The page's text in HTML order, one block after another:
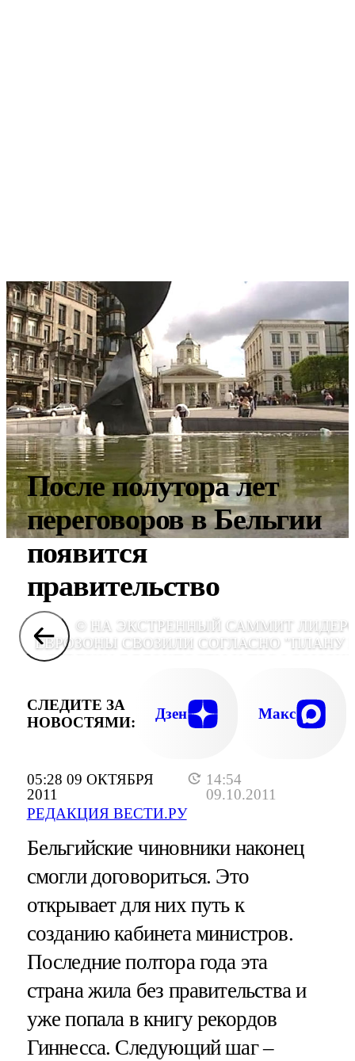
05:28 09 ОКТЯБРЯ
2011
14:54
09.10.2011
РЕДАКЦИЯ ВЕСТИ.РУ
После полутора лет
переговоров в Бельгии
появится
правительство
© НА ЭКСТРЕННЫЙ САММИТ
ЕВРОЗОНЫ СВОЗИЛИ СОГЛАСНО "ПЛАНУ
ОБЪЕЗЖАЯ БЛОКПОСТЫ И
ВТОРОЙ ФРОНТ БОРЬБЫ С
ЖЕСТКАЯ ЭКОНОМИЯ НЕ СПАСЛА -
ТОНЕТ В
СЛЕДИТЕ ЗА
НОВОСТЯМИ:
Дзен Макс
Бельгийские чиновники наконец
смогли договориться. Это
открывает для них путь к
созданию кабинета министров.
Последние полтора года эта
страна жила без правительства и
уже попала в книгу рекордов
Гиннесса. Следующий шаг –